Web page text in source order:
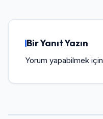
Bir Yanıt Yazın
Yorum yapabilmek için